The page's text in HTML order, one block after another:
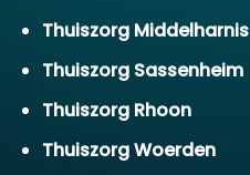
Thuiszorg Middelharnis
Thuiszorg Sassenheim
Thuiszorg Rhoon
Thuiszorg Woerden